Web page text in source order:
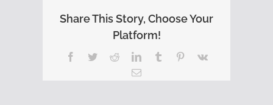
la
fête
Share This Story, Choose Your
Platform!
Facebook
TwitterRedditLinkedInTumblr Pinterest
Vk
Email